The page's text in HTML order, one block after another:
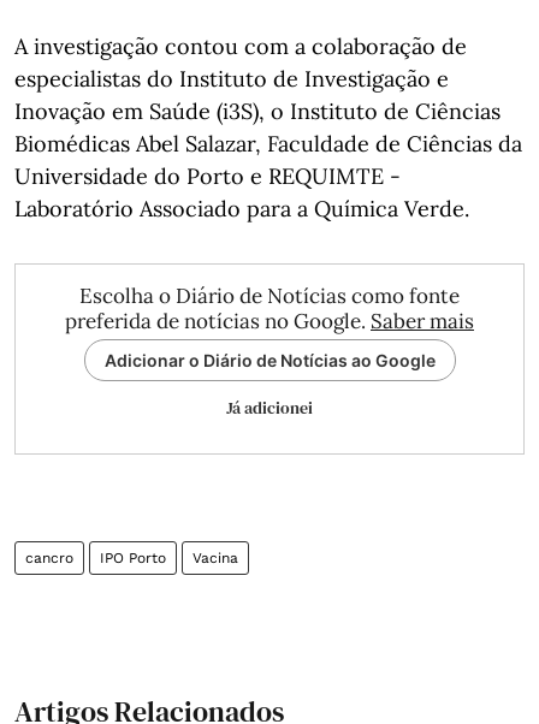
A investigação contou com a colaboração de
especialistas do Instituto de Investigação e
Inovação em Saúde (i3S), o Instituto de Ciências
Biomédicas Abel Salazar, Faculdade de Ciências da
Universidade do Porto e REQUIMTE -
Laboratório Associado para a Química Verde.
Escolha o Diário de Notícias como fonte
preferida de notícias no Google. Saber mais
Adicionar o Diário de Notícias ao Google
Já adicionei
cancro IPO Porto Vacina
Artigos Relacionados